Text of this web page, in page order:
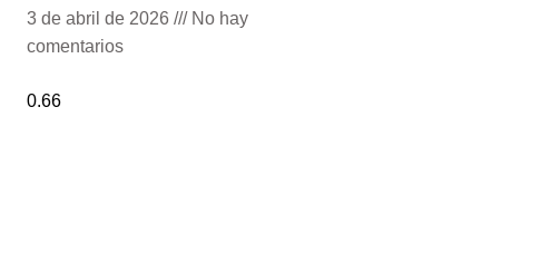
3 de abril de 2026
No hay
comentarios